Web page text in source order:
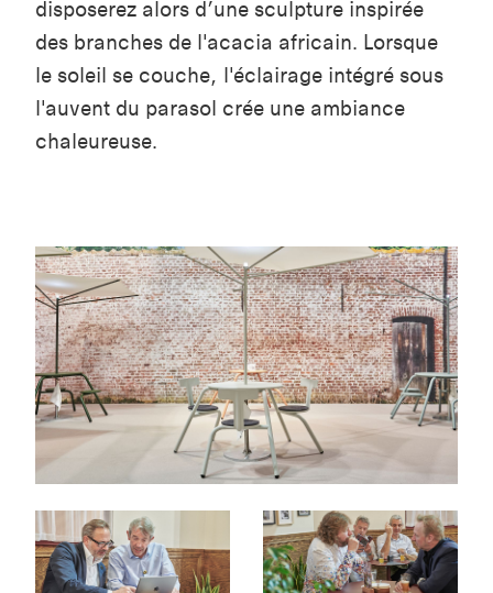
disposerez alors d’une sculpture inspirée
des branches de l'acacia africain. Lorsque
le soleil se couche, l'éclairage intégré sous
l'auvent du parasol crée une ambiance
chaleureuse.